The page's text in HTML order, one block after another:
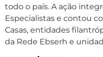
todo o país. A ação
Especialistas e contou
Casas, entidades
da Rede Ebserh e